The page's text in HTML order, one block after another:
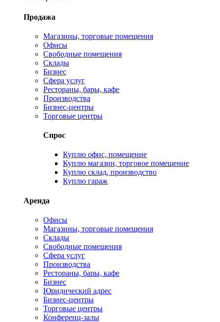
Продажа
Магазины, торговые помещения
Офисы
Свободные помещения
Склады
Бизнес
Сфера услуг
Рестораны, бары, кафе
Производства
Бизнес-центры
Торговые центры
Спрос
Куплю офис, помещение
Куплю магазин, торговое помещение
Куплю склад, производство
Куплю гараж
Аренда
Офисы
Магазины, торговые помещения
Склады
Свободные помещения
Сфера услуг
Производства
Рестораны, бары, кафе
Бизнес
Юридический адрес
Бизнес-центры
Торговые центры
Конференц-залы